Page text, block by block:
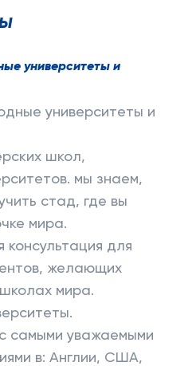
университеты и
университеты и
школ,
мы знаем,
стад, где вы
мира.
консультация для
желающих
мира.
самыми уважаемыми
в: Англии, США,